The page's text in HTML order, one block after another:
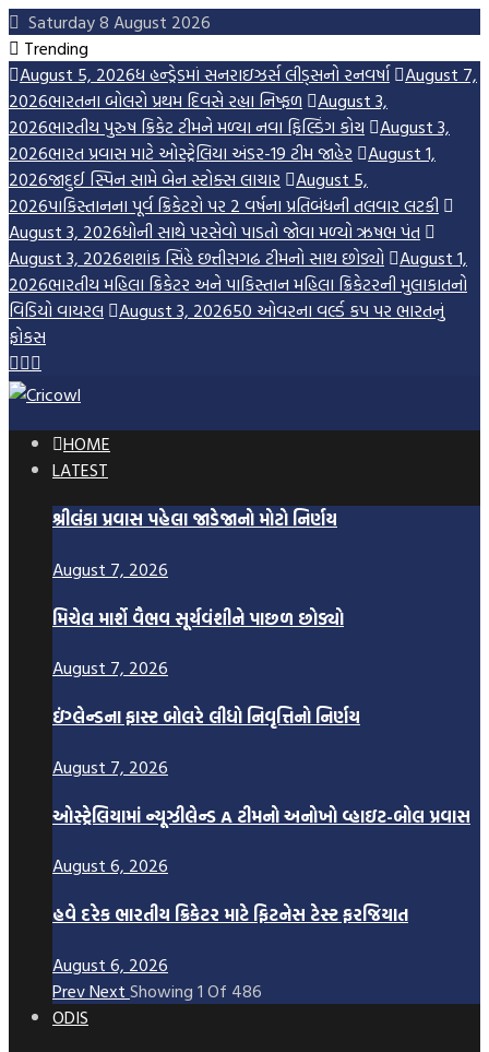
Skip
to
content
Saturday 8 August 2026
Trending
August 5, 2026ધ હન્ડ્રેડમાં સનરાઇઝર્સ લીડ્સનો રનવર્ષા August 7,
2026ભારતના બોલરો પ્રથમ દિવસે રહ્યા નિષ્ફળ
August 3,
2026ભારતીય પુરુષ ક્રિકેટ ટીમને મળ્યા નવા ફિલ્ડિંગ કોચ
August 3,
2026ભારત પ્રવાસ માટે ઓસ્ટ્રેલિયા અંડર-19 ટીમ જાહેર
August 1,
2026જાદુઈ સ્પિન સામે બેન સ્ટોક્સ લાચાર
August 5,
2026પાકિસ્તાનના પૂર્વ ક્રિકેટરો પર 2 વર્ષના પ્રતિબંધની તલવાર લટકી
August 3, 2026ધોની સાથે પરસેવો પાડતો જોવા મળ્યો ઋષભ પંત
August 3, 2026શશાંક સિંહે છત્તીસગઢ ટીમનો સાથ છોડ્યો
August 1,
2026ભારતીય મહિલા ક્રિકેટર અને પાકિસ્તાન મહિલા ક્રિકેટરની મુલાકાતનો
વિડિયો વાયરલ
August 3, 202650 ઓવરના વર્લ્ડ કપ પર ભારતનું
ફોકસ
HOME
LATEST
શ્રીલંકા પ્રવાસ પહેલા જાડેજાનો મોટો નિર્ણય
August 7, 2026
મિચેલ માર્શે વૈભવ સૂર્યવંશીને પાછળ છોડ્યો
August 7, 2026
ઇંગ્લેન્ડના ફાસ્ટ બોલરે લીધો નિવૃત્તિનો નિર્ણય
August 7, 2026
ઓસ્ટ્રેલિયામાં ન્યૂઝીલેન્ડ A ટીમનો અનોખો વ્હાઇટ-બોલ પ્રવાસ
August 6, 2026
હવે દરેક ભારતીય ક્રિકેટર માટે ફિટનેસ ટેસ્ટ ફરજિયાત
August 6, 2026
PrevNext Showing 1 Of 486
ODIS